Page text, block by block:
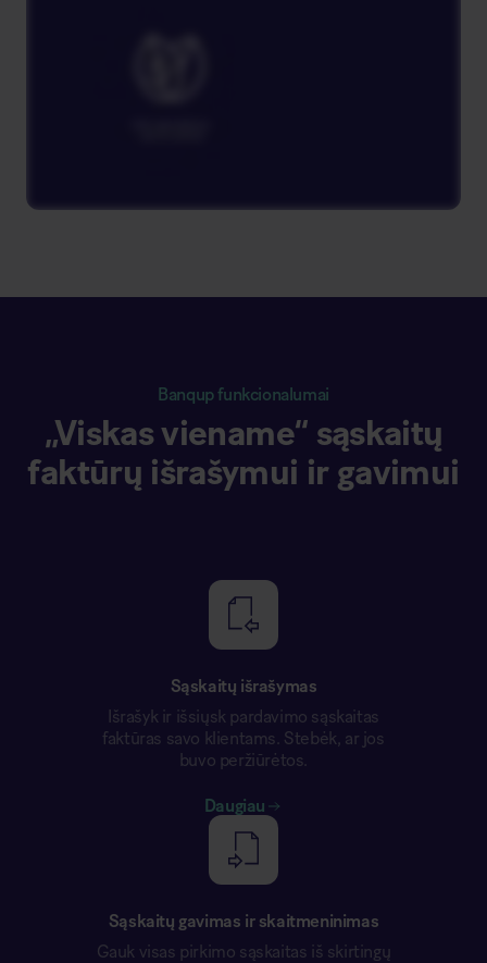
Banqup funkcionalumai
„Viskas viename“ sąskaitų
faktūrų išrašymui ir gavimui
Sąskaitų išrašymas
Išrašyk ir išsiųsk pardavimo sąskaitas
faktūras savo klientams. Stebėk, ar jos
buvo peržiūrėtos.
Daugiau
Sąskaitų gavimas ir skaitmeninimas
Gauk visas pirkimo sąskaitas iš skirtingų